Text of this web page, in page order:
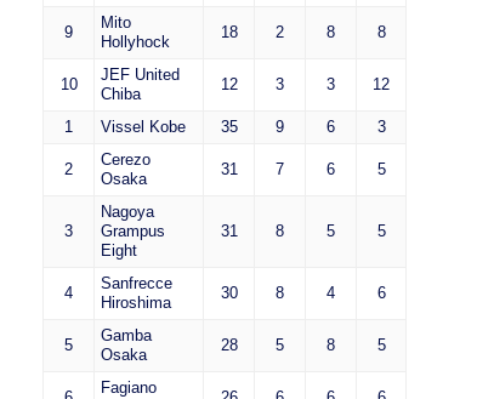
9
Mito
Hollyhock
18 2 8 8
10
JEF United
Chiba
12 3 3 12
1 Vissel Kobe 35 9 6 3
2
Cerezo
Osaka
31 7 6 5
3
Nagoya
Grampus
Eight
31 8 5 5
4
Sanfrecce
Hiroshima
30 8 4 6
5
Gamba
Osaka
28 5 8 5
Fagiano